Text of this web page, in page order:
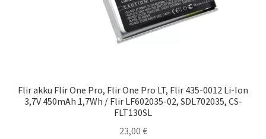
Flir akku Flir One Pro, Flir One Pro LT, Flir 435-0012 Li-Ion
3,7V 450mAh 1,7Wh / Flir LF602035-02, SDL702035, CS-
FLT130SL
23,00 €